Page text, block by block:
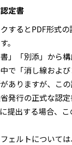
定書
するとPDF形式
。
」「別添」から構
中で「消し線およ
ありますが、こ
発行の正式な認
提出する場合、
ェルトについては